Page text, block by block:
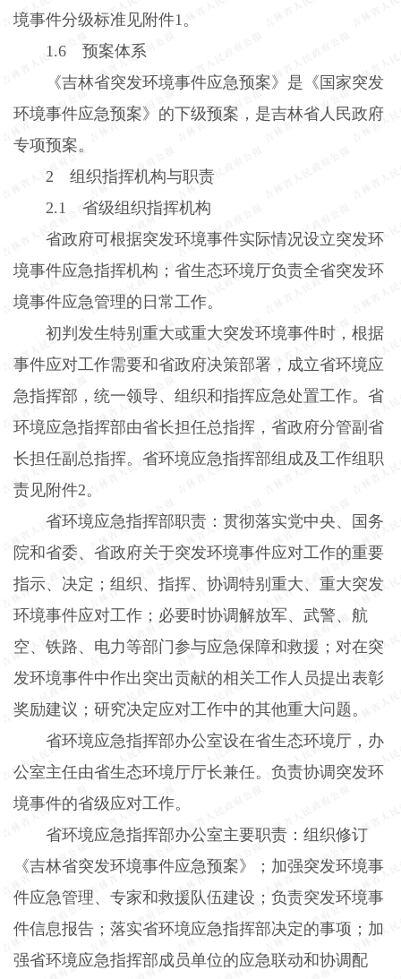
境事件分级标准见附件1 。
1.6 预案体系
《吉林省突发环境事件应急预案》是《国家突发
环境事件应急预案》的下级预案，是吉林省人民政府
专项预案。
2 组织指挥机构与职责
2.1
省级组织指挥机构
省政府可根据突发环境事件实际情况设立突发环
境事件应急指挥机构；省生态环境厅负责全省突发环
境事件应急管理的日常工作。
初判发生特别重大或重大突发环境事件时，根据
事件应对工作需要和省政府决策部署，成立省环境应
急指挥部，统一领导、组织和指挥应急处置工作。省
环境应急指挥部由省长担任总指挥，省政府分管副省
长担任副总指挥。省环境应急指挥部组成及工作组职
责见附件2。
省环境应急指挥部职责：贯彻落实党中央、国务
院和省委、省政府关于突发环境事件应对工作的重要
指示、决定；组织、指挥、协调特别重大、重大突发
环境事件应对工作；必要时协调解放军、武警、航
空、铁路、电力等部门参与应急保障和救援；对在突
发环境事件中作出突出贡献的相关工作人员提出表彰
奖励建议；研究决定应对工作中的其他重大问题。
省环境应急指挥部办公室设在省生态环境厅，办
公室主任由省生态环境厅厅长兼任。负责协调突发环
境事件的省级应对工作。
省环境应急指挥部办公室主要职责：组织修订
《吉林省突发环境事件应急预案》；加强突发环境事
件应急管理、专家和救援队伍建设；负责突发环境事
件信息报告；落实省环境应急指挥部决定的事项；加
强省环境应急指挥部成员单位的应急联动和协调配